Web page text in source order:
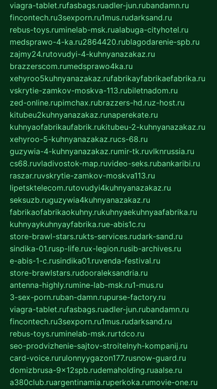
viagra-tablet.rufasbags.ruadler-jun.rubandamn.ru
fincontech.ru3sexporn.ru1mus.rudarksand.ru
rebus-toys.ruminelab-msk.rualabuga-cityhotel.ru
medsprawo-4-ka.ru2864420.rublagodarenie-spb.ru
zajmy24.rutovudyi-4-kuhnyanazakaz.ru
brazzerscom.rumedsprawo4ka.ru
xehyroo5kuhnyanazakaz.rufabrikayfabrikaefabrika.ru
vskrytie-zamkov-moskva-113.rubiletnadom.ru
zed-online.rupimchax.rubrazzers-hd.ruz-host.ru
kitubeu2kuhnyanazakaz.runaperekate.ru
kuhnyaofabrikaufabrik.rukitubeu-2-kuhnyanazakaz.ru
xehyroo-5-kuhnyanazakaz.rucs-68.ru
guzywia-4-kuhnyanazakaz.rumir-tk.ruvlknrussia.ru
cs68.ruvladivostok-map.ruvideo-seks.rubankaribi.ru
raszar.ruvskrytie-zamkov-moskva113.ru
lipetsktelecom.rutovudyi4kuhnyanazakaz.ru
seksuzb.ruguzywia4kuhnyanazakaz.ru
fabrikaofabrikaokuhny.rukuhnyaekuhnyaafabrika.ru
kuhnyaykuhnyayfabrika.rue-abis1c.ru
store-brawl-stars.rukts-services.rudark-sand.ru
sindika-01.rusp-life.rux-legion.rusib-archives.ru
e-abis-1-c.rusindika01.ruvenda-festival.ru
store-brawlstars.rudooraleksandria.ru
antenna-highly.rumine-lab-msk.ru1-mus.ru
3-sex-porn.ruban-damn.rupurse-factory.ru
viagra-tablet.rufasbags.ruadler-jun.rubandamn.ru
fincontech.ru3sexporn.ru1mus.rudarksand.ru
rebus-toys.ruminelab-msk.rurtdco.ru
seo-prodvizhenie-sajtov-stroitelnyh-kompanij.ru
card-voice.rurulonnyygazon177.rusnow-guard.ru
domizbrusa-9x12spb.rudemaholding.ruaalse.ru
a380club.ruargentinamia.ruperkoka.rumovie-one.ru